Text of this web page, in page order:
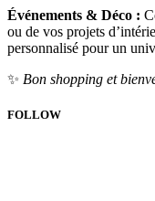
Événements & Déco :
ou de vos projets
personnalisé pour un
✨ Bon shopping et
FOLLOW